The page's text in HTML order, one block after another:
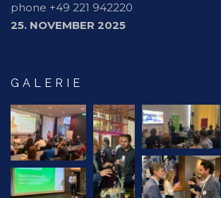
phone +49 221 942220
25. NOVEMBER 2025
GALERIE